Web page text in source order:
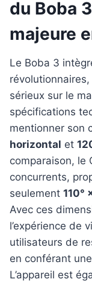
du Boba
majeure
Le Boba 3
sérieux sur le
spécifications
mentionner son
horizontal et
comparaison, le
concurrents,
seulement 110°
Avec ces
l’expérience de
utilisateurs de
en conférant
L’appareil est